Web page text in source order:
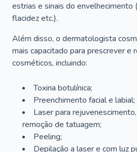
estrias e sinais do envelhecimento
flacidez etc.).
Além disso, o dermatologista
mais capacitado para prescrever e
cosméticos, incluindo:
Toxina botulínica;
Preenchimento facial e labial;
Laser para
remoção de tatuagem;
Peeling;
Depilação a laser e com luz